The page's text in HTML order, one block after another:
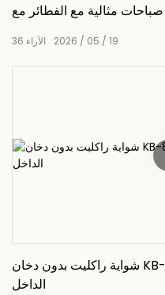
2026 05 19
36 الآراء
شواية راكليت بدون دخان KB-8028 - تجربة إذابة الجبن في
الداخل